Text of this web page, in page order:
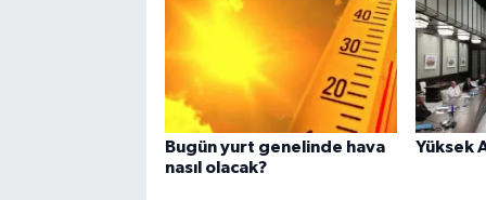
Bugün yurt genelinde hava
nasıl olacak?
Yüksek